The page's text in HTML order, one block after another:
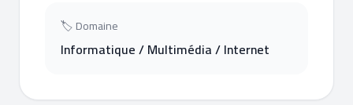
🏷 Domaine
Informatique / Multimédia / Internet